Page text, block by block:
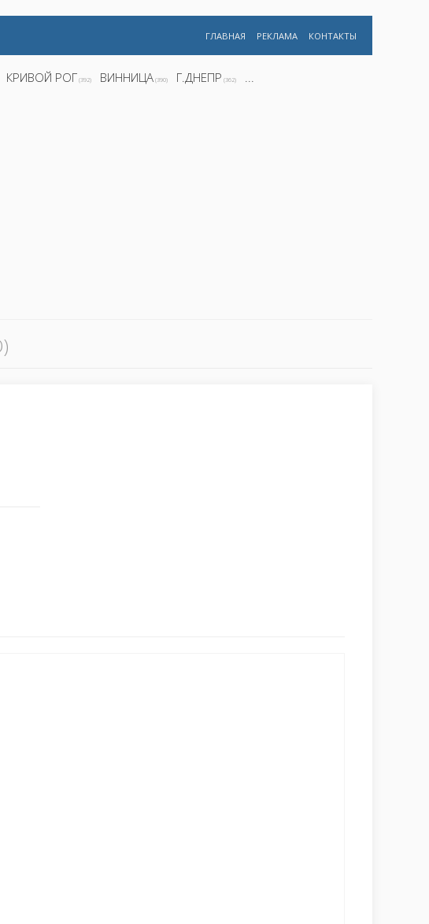
ГЛАВНАЯ РЕКЛАМА КОНТАКТЫ
КРИВОЙ РОГ (392) ВИННИЦА (390) Г.ДНЕПР (362) ...